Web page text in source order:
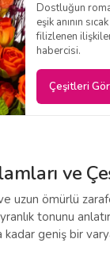
Dostluğun
eşik anının
filizlenen
habercisi.
Çeşitleri Gör
ve
uzun ömürlü
tonunu
geniş bir